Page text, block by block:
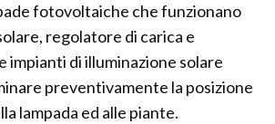
fotovoltaiche che funzionano
regolatore di carica e
impianti di illuminazione solare
preventivamente la posizione
lampada ed alle piante.